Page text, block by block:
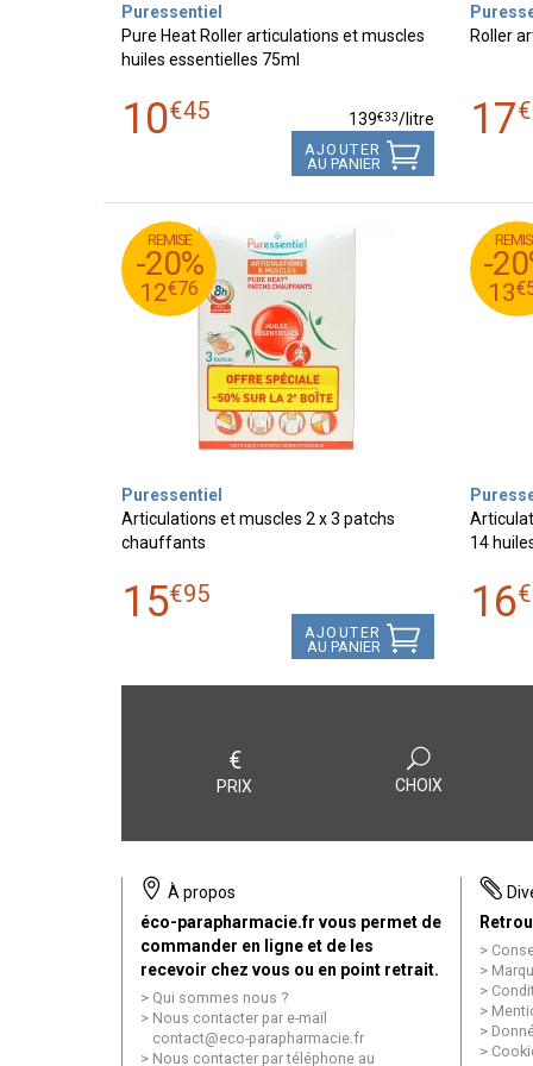
Puressentiel
Pure Heat Roller articulations et muscles
huiles essentielles 75ml
10€45 139€33/litre
AJOUTER
AU PANIER
Roller
17€
REMISE
-20%
12€76
15
€
95
12
€
76
Puressentiel
Articulations et muscles 2 x 3 patchs
chauffants
15€95
AJOUTER
AU PANIER
-
13€
€
95
€
56
14
16€
€
PRIX CHOIX
À propos
éco-parapharmacie.fr vous permet de
commander en ligne et de les
recevoir chez vous ou en point retrait.
Qui sommes nous ?
Nous contacter par e-mail
contact@eco-parapharmacie.fr
Nous contacter par téléphone au